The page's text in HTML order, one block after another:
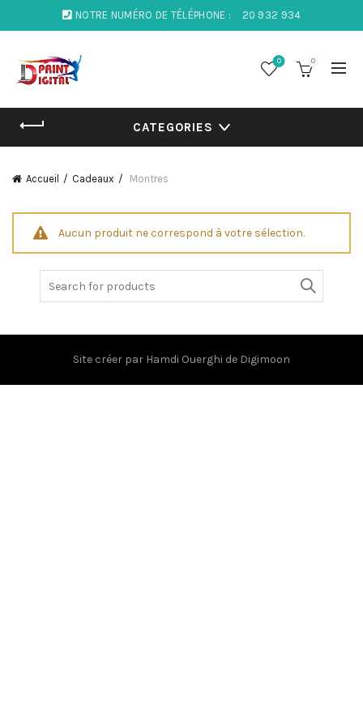
NOTRE NUMÉRO DE TÉLÉPHONE : 20 932 934
0 0
CATEGORIES
Accueil Cadeaux Montres
Aucun produit ne correspond à votre sélection.
Site créer par Hamdi Ouerghi de Digimoon